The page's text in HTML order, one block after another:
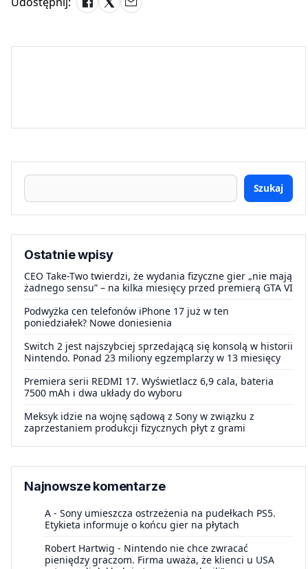
Szukaj
Ostatnie wpisy
CEO Take-Two twierdzi, że wydania fizyczne gier „nie mają
żadnego sensu” – na kilka miesięcy przed premierą GTA VI
Podwyżka cen telefonów iPhone 17 już w ten
poniedziałek? Nowe doniesienia
Switch 2 jest najszybciej sprzedającą się konsolą w historii
Nintendo. Ponad 23 miliony egzemplarzy w 13 miesięcy
Premiera serii REDMI 17. Wyświetlacz 6,9 cala, bateria
7500 mAh i dwa układy do wyboru
Meksyk idzie na wojnę sądową z Sony w związku z
zaprzestaniem produkcji fizycznych płyt z grami
Najnowsze komentarze
A - Sony umieszcza ostrzeżenia na pudełkach PS5.
Etykieta informuje o końcu gier na płytach
Robert Hartwig - Nintendo nie chce zwracać
pieniędzy graczom. Firma uważa, że klienci u USA